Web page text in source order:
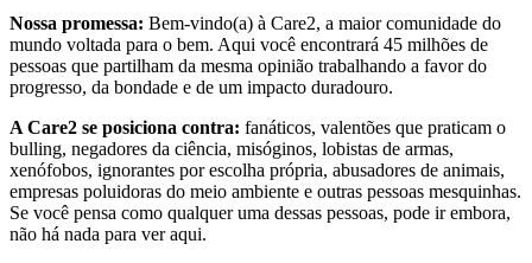
Nossa promessa: Bem-vindo(a) à Care2, a maior comunidade do
mundo voltada para o bem. Aqui você encontrará 45 milhões de
pessoas que partilham da mesma opinião trabalhando a favor do
progresso, da bondade e de um impacto duradouro.
A Care2 se posiciona contra: fanáticos, valentões que praticam o
bulling, negadores da ciência, misóginos, lobistas de armas,
xenófobos, ignorantes por escolha própria, abusadores de animais,
empresas poluidoras do meio ambiente e outras pessoas mesquinhas.
Se você pensa como qualquer uma dessas pessoas, pode ir embora,
não há nada para ver aqui.